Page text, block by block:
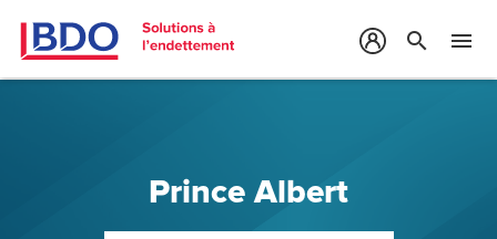
search menu
Prince Albert